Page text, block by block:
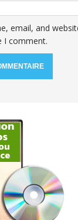
email, and
I comment.